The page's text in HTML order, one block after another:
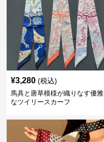
¥3,280 (税込)
馬具と唐草模様が織りなす優雅
なツイリースカーフ